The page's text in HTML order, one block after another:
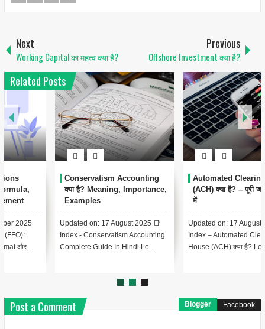
Next
Working Capital का महत्व क्या है?
Previous
Offshore Investment क्या है?
Related Posts
Conservatism Accounting
क्या है? Meaning, Importance,
Examples
Updated on: 17 August 2025 📑
Index - Conservatism Accounting
Complete Guide In Hindi Le...
1
Automated Clearing House
(ACH) क्या है? – पूरी जानकारी हिंदी
Updated on: 17 August 2025 📚
Index – Automated Clearing
House (ACH) क्या है? Lesson 1:...
Post a Comment Blogger Facebook